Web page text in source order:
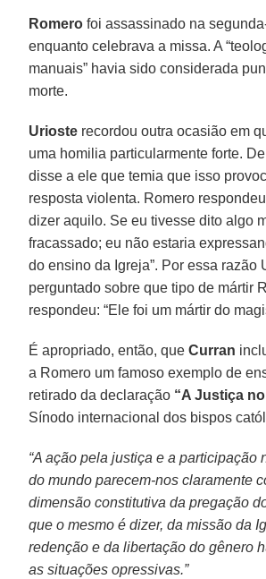
Romero foi assassinado na
enquanto celebrava a missa. A
manuais” havia sido considerada
morte.
Urioste recordou outra ocasião em
uma homilia particularmente forte.
disse a ele que temia que isso
resposta violenta. Romero
dizer aquilo. Se eu tivesse dito algo
fracassado; eu não estaria
do ensino da Igreja”. Por essa razão
perguntado sobre que tipo de mártir
respondeu: “Ele foi um mártir do
É apropriado, então, queCurran
a Romero um famoso exemplo de
retirado da declaração “A Justiça
Sínodo internacional dos bispos
“A ação pela justiça e a participação
do mundo parecem-nos claramente
dimensão constitutiva da pregação
que o mesmo é dizer, da missão da
redenção e da libertação do gênero
as situações opressivas.”